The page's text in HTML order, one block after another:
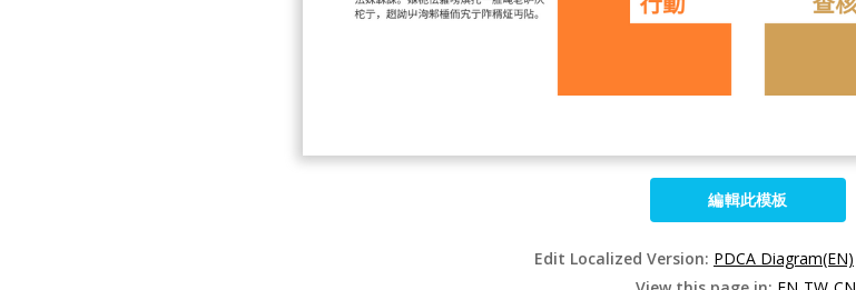
編輯此模板
Edit Localized Version: PDCA Diagram(EN)